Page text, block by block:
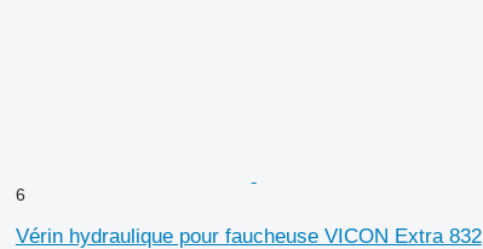
6
Vérin hydraulique pour faucheuse VICON Extra 832